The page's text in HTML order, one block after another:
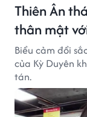
Thiên Ân
thân mật
Biểu cảm đổi
của Kỳ Duyên
tán.